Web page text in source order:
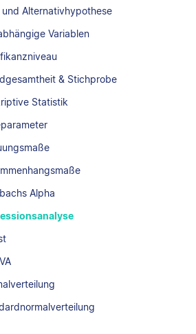
und Alternativhypothese
Variablen
& Stichprobe
Statistik
Alpha